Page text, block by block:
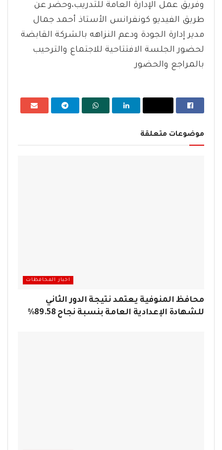
وفريق عمل الإدارة العامة للتدريب،وحضر عن
طريق الفيديو كونفرانس الأستاذ أحمد جمال
مدير إدارة الجودة ودعم النزاهه بالشركة القابضة
لحضور الجلسة الافتتاحية للاجتماع والترحيب
بالمراجع والحضور
موضوعات متعلقة
اخبار المحافظات
محافظ المنوفية يعتمد نتيجة الدور الثاني
للشهادة الإعدادية العامة بنسبة نجاح 89.58%